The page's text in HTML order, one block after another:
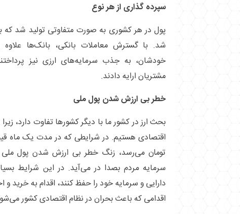
سپرده گذاری از هر نوع
پول در هر کشوری به صورت متفاوتی تولید شد
شد. با گسترش معاملات بانکی، بانک‌ها
خودشان، به جذب سرمایه‌های ارزی نیز
مشتریان ارایه دادند.
خطر بی ارزش شدن پول ملی
بحث ارز در کشور ما با دیگر کشور‌ها تفاوت دارد،
تومان می‌رسد، زنگ خطر بی ارزش شدن پول
سرمایه مردم بصدا در می‌آید. در این شرایط
دارایی و سرمایه خود را حفظ کنند، اقدام به خرید و
اقدامی که باعث بحران در نظام اقتصادی کشور